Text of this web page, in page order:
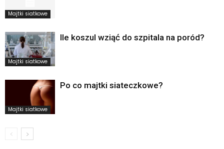
Majtki siatkowe
Majtki siatkowe
Ile koszul wziąć do szpitala na poród?
Majtki siatkowe
Po co majtki siateczkowe?